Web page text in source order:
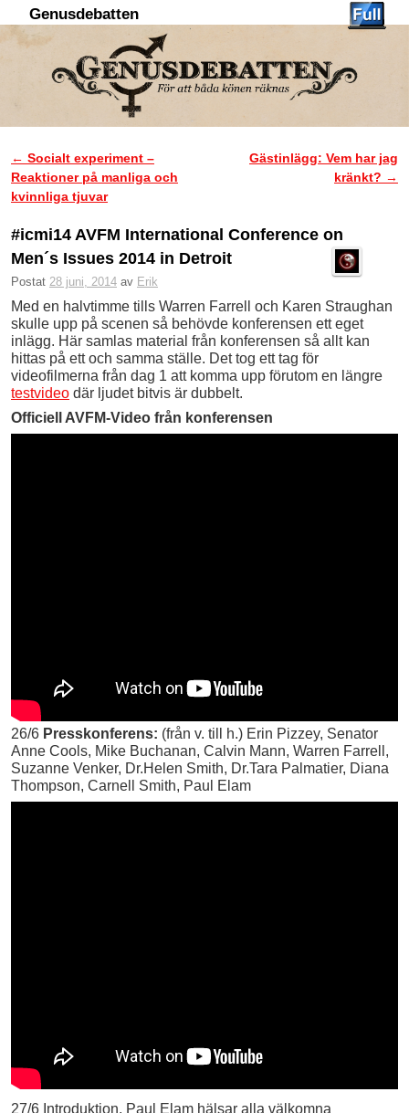
Genusdebatten
Inläggsnavigering
← Socialt experiment –
Reaktioner på manliga och
kvinnliga tjuvar
Gästinlägg: Vem har jag
kränkt? →
#icmi14 AVFM International Conference on
Men´s Issues 2014 in Detroit
Postat 28 juni, 2014 av Erik
Med en halvtimme tills Warren Farrell och Karen Straughan
skulle upp på scenen så behövde konferensen ett eget
inlägg. Här samlas material från konferensen så allt kan
hittas på ett och samma ställe. Det tog ett tag för
videofilmerna från dag 1 att komma upp förutom en längre
testvideo där ljudet bitvis är dubbelt.
Officiell AVFM-Video från konferensen
26/6 Presskonferens: (från v. till h.) Erin Pizzey, Senator
Anne Cools, Mike Buchanan, Calvin Mann, Warren Farrell,
Suzanne Venker, Dr.Helen Smith, Dr.Tara Palmatier, Diana
Thompson, Carnell Smith, Paul Elam
27/6 Introduktion, Paul Elam hälsar alla välkomna